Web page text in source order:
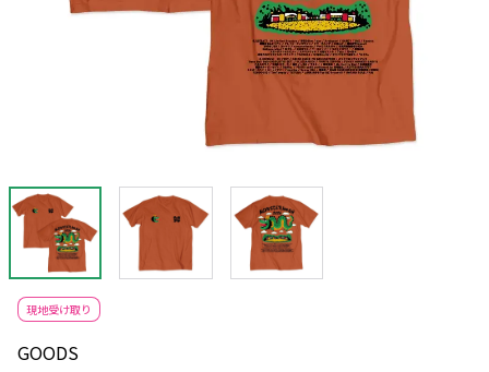
現地受け取り
GOODS